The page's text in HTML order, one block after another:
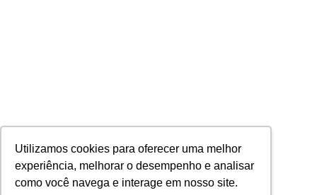
Utilizamos cookies para oferecer uma melhor
experiência, melhorar o desempenho e analisar
como você navega e interage em nosso site.